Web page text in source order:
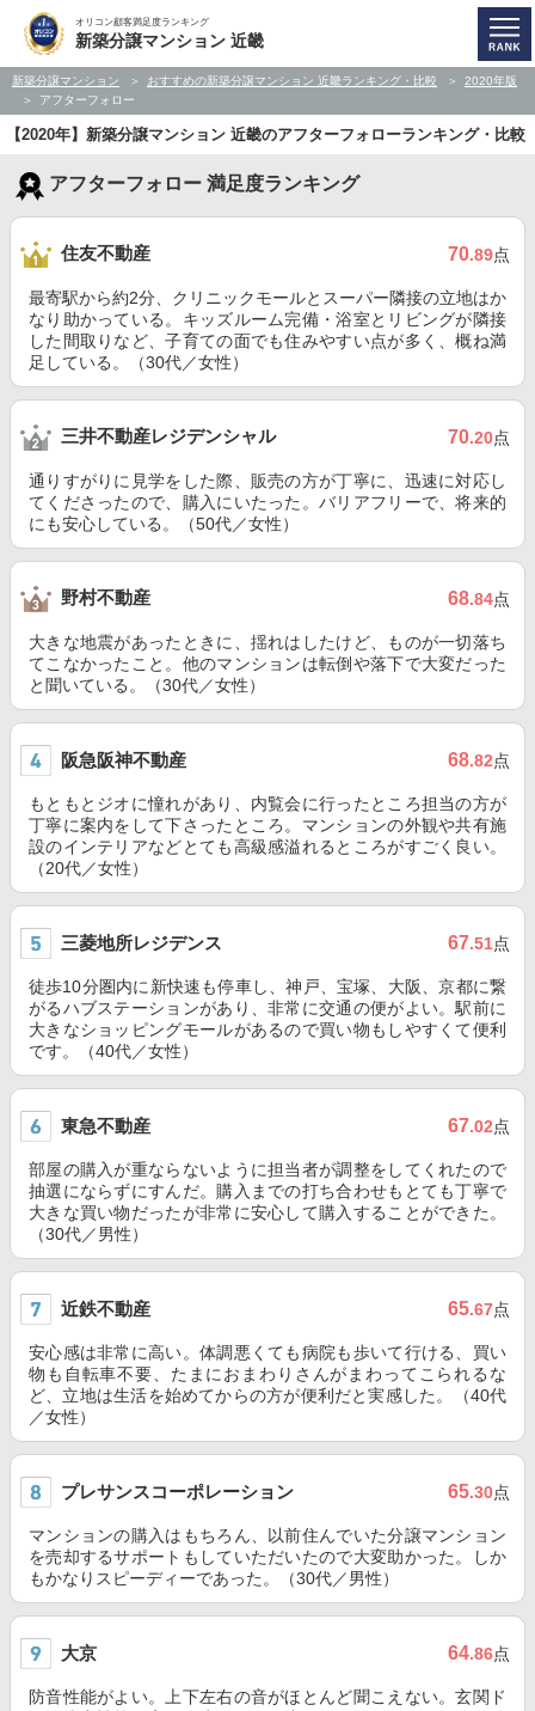
オリコン顧客満足度ランキング
新築分譲マンション 近畿
新築分譲マンション おすすめの新築分譲マンション 近畿ランキング・比較
2020年版
アフターフォロー
【2020年】新築分譲マンション 近畿のアフターフォローランキング・比較
アフターフォロー 満足度ランキング
住友不動産 70.89点
最寄駅から約2分、クリニックモールとスーパー隣接の立地はか
なり助かっている。キッズルーム完備・浴室とリビングが隣接
した間取りなど、子育ての面でも住みやすい点が多く、概ね満
足している。（30代／女性）
三井不動産レジデンシャル 70.20点
通りすがりに見学をした際、販売の方が丁寧に、迅速に対応し
てくださったので、購入にいたった。バリアフリーで、将来的
にも安心している。（50代／女性）
野村不動産 68.84点
大きな地震があったときに、揺れはしたけど、ものが一切落ち
てこなかったこと。他のマンションは転倒や落下で大変だった
と聞いている。（30代／女性）
阪急阪神不動産 68.82点
もともとジオに憧れがあり、内覧会に行ったところ担当の方が
丁寧に案内をして下さったところ。マンションの外観や共有施
設のインテリアなどとても高級感溢れるところがすごく良い。
（20代／女性）
三菱地所レジデンス 67.51点
徒歩10分圏内に新快速も停車し、神戸、宝塚、大阪、京都に繋
がるハブステーションがあり、非常に交通の便がよい。駅前に
大きなショッピングモールがあるので買い物もしやすくて便利
です。（40代／女性）
東急不動産 67.02点
部屋の購入が重ならないように担当者が調整をしてくれたので
抽選にならずにすんだ。購入までの打ち合わせもとても丁寧で
大きな買い物だったが非常に安心して購入することができた。
（30代／男性）
近鉄不動産 65.67点
安心感は非常に高い。体調悪くても病院も歩いて行ける、買い
物も自転車不要、たまにおまわりさんがまわってこられるな
ど、立地は生活を始めてからの方が便利だと実感した。（40代
／女性）
プレサンスコーポレーション 65.30点
マンションの購入はもちろん、以前住んでいた分譲マンション
を売却するサポートもしていただいたので大変助かった。しか
もかなりスピーディーであった。（30代／男性）
大京 64.86点
防音性能がよい。上下左右の音がほとんど聞こえない。玄関ド